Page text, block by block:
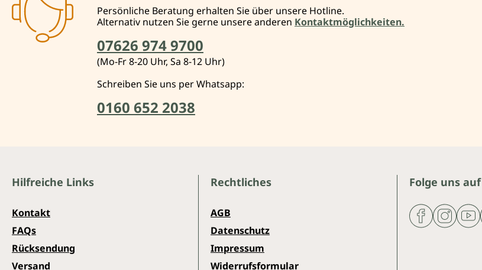
Persönliche Beratung erhalten Sie über unsere Hotline.
Alternativ nutzen Sie gerne unsere anderen Kontaktmöglichkeiten.
07626 974 9700
(Mo-Fr 8-20 Uhr, Sa 8-12 Uhr)
Schreiben Sie uns per Whatsapp:
0160 652 2038
Folge uns auf
Hilfreiche Links
Kontakt
FAQs
Rücksendung
Versand
Rechtliches
AGB
Datenschutz
Impressum
Widerrufsformular